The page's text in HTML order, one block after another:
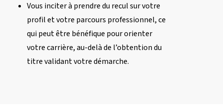
Vous inciter à prendre du recul sur votre
profil et votre parcours professionnel, ce
qui peut être bénéfique pour orienter
votre carrière, au-delà de l’obtention du
titre validant votre démarche.